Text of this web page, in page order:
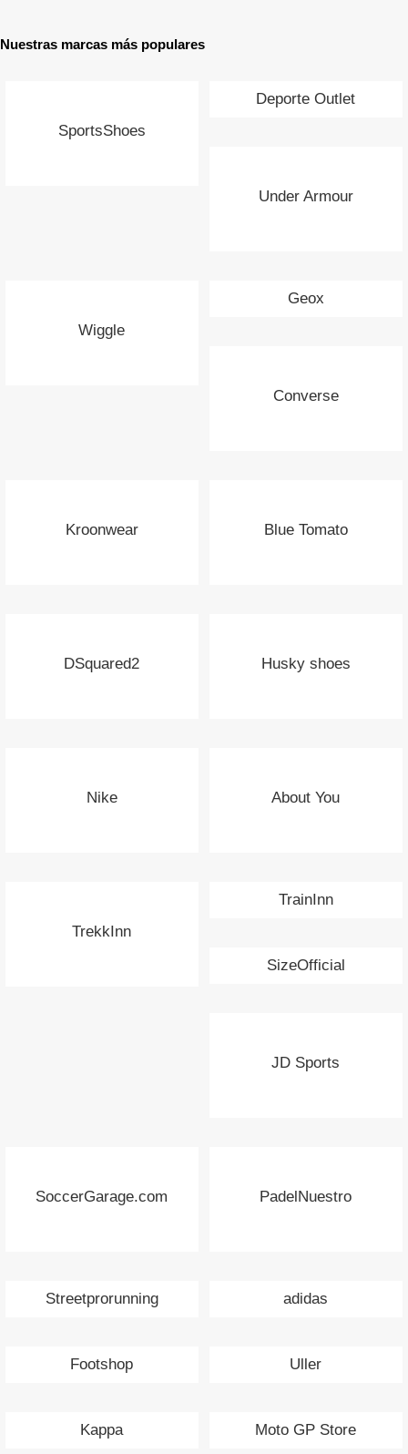
Nuestras marcas más populares
SportsShoes
Deporte Outlet
Under Armour
Wiggle
Geox
Converse
Kroonwear Blue Tomato
DSquared2 Husky shoes
Nike About You
TrekkInn
TrainInn
SizeOfficial
JD Sports
SoccerGarage.com PadelNuestro
Streetprorunning adidas
Footshop Uller
Kappa Moto GP Store